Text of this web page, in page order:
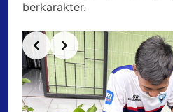
berkarakter.
Slide 2 of 3